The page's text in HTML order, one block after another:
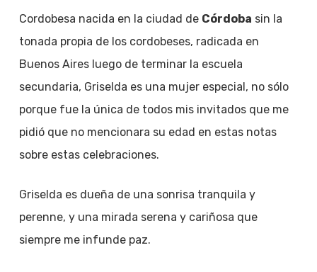
Cordobesa nacida en la ciudad de Córdoba sin la
tonada propia de los cordobeses, radicada en
Buenos Aires luego de terminar la escuela
secundaria, Griselda es una mujer especial, no sólo
porque fue la única de todos mis invitados que me
pidió que no mencionara su edad en estas notas
sobre estas celebraciones.
Griselda es dueña de una sonrisa tranquila y
perenne, y una mirada serena y cariñosa que
siempre me infunde paz.